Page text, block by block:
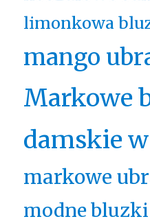
limonkowa
mango
Markowe
damskie
markowe
modne